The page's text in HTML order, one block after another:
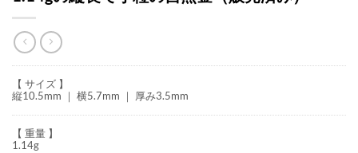
【 サイズ 】
縦10.5mm ｜ 横5.7mm ｜ 厚み3.5mm
【 重量 】
1.14g